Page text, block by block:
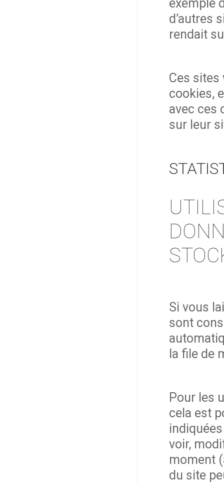
exemple
d’autres
rendait
Ces
cookies,
avec ces
sur leur
Si vous
sont
la file de
Pour les
cela est
voir,
moment
du site